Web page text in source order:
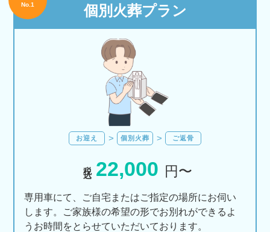
個別火葬プラン
No.1
お迎え 個別火葬 ご返骨
22,000 円〜
専用車にて、ご自宅またはご指定の場所にお伺い
します。ご家族様の希望の形でお別れができるよ
うお時間をとらせていただいております。